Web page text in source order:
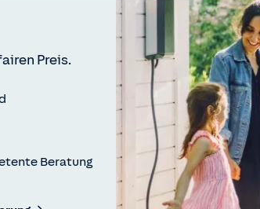
Preis.
Beratung